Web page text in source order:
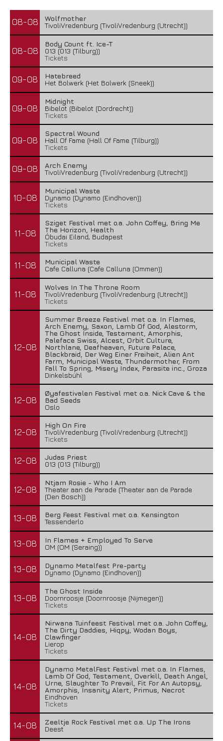
08-08
Wolfmother
TivoliVredenburg (TivoliVredenburg (Utrecht))
08-08
Body Count ft. Ice-T
013 (013 (Tilburg))
Tickets
09-08
Hatebreed
Het Bolwerk (Het Bolwerk (Sneek))
09-08
Midnight
Bibelot (Bibelot (Dordrecht))
Tickets
09-08
Spectral Wound
Hall Of Fame (Hall Of Fame (Tilburg))
Tickets
09-08
Arch Enemy
TivoliVredenburg (TivoliVredenburg (Utrecht))
10-08
Municipal Waste
Dynamo (Dynamo (Eindhoven))
Tickets
11-08
Sziget Festival met o.a. John Coffey, Bring Me
The Horizon, Health
Óbudai Eiland, Budapest
Tickets
11-08
Municipal Waste
Cafe Calluna (Cafe Calluna (Ommen))
11-08
Wolves In The Throne Room
TivoliVredenburg (TivoliVredenburg (Utrecht))
Tickets
12-08
Summer Breeze Festival met o.a. In Flames,
Arch Enemy, Saxon, Lamb Of God, Alestorm,
The Ghost Inside, Testament, Amorphis,
Paleface Swiss, Alcest, Orbit Culture,
Northlane, Deafheaven, Future Palace,
Blackbraid, Der Weg Einer Freiheit, Alien Ant
Farm, Municipal Waste, Thundermother, From
Fall To Spring, Misery Index, Parasite inc., Groza
Dinkelsbühl
12-08
Øyafestivalen Festival met o.a. Nick Cave & the
Bad Seeds
Oslo
12-08
High On Fire
TivoliVredenburg (TivoliVredenburg (Utrecht))
Tickets
12-08
Judas Priest
013 (013 (Tilburg))
12-08
Ntjam Rosie - Who I Am
Theater aan de Parade (Theater aan de Parade
(Den Bosch))
13-08
Berg Feest Festival met o.a. Kensington
Tessenderlo
13-08
In Flames + Employed To Serve
OM (OM (Seraing))
13-08
Dynamo Metalfest Pre-party
Dynamo (Dynamo (Eindhoven))
13-08
The Ghost Inside
Doornroosje (Doornroosje (Nijmegen))
Tickets
14-08
Nirwana Tuinfeest Festival met o.a. John Coffey,
The Dirty Daddies, Hiqpy, Wodan Boys,
Clawfinger
Lierop
Tickets
14-08
Dynamo MetalFest Festival met o.a. In Flames,
Lamb Of God, Testament, Overkill, Death Angel,
Urne, Slaughter To Prevail, Fit For An Autopsy,
Amorphis, Insanity Alert, Primus, Necrot
Eindhoven
Tickets
14-08
Zeeltje Rock Festival met o.a. Up The Irons
Deest